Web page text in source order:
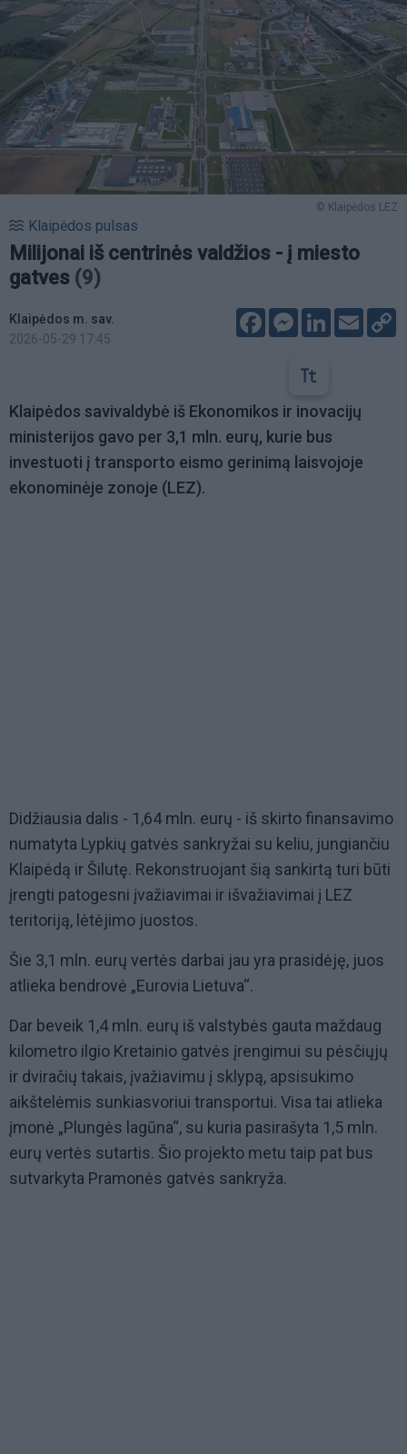
© Klaipėdos LEZ
Klaipėdos pulsas
Milijonai iš centrinės valdžios - į miesto
gatves (9)
Klaipėdos m. sav.
2026-05-29 17:45
FacebookMessenger
LinkedIn
Email
Klaipėdos savivaldybė iš Ekonomikos ir inovacijų
ministerijos gavo per 3,1 mln. eurų, kurie bus
investuoti į transporto eismo gerinimą laisvojoje
ekonominėje zonoje (LEZ).
Didžiausia dalis - 1,64 mln. eurų - iš skirto finansavimo
numatyta Lypkių gatvės sankryžai su keliu, jungiančiu
Klaipėdą ir Šilutę. Rekonstruojant šią sankirtą turi būti
įrengti patogesni įvažiavimai ir išvažiavimai į LEZ
teritoriją, lėtėjimo juostos.
Šie 3,1 mln. eurų vertės darbai jau yra prasidėję, juos
atlieka bendrovė „Eurovia Lietuva“.
Dar beveik 1,4 mln. eurų iš valstybės gauta maždaug
kilometro ilgio Kretainio gatvės įrengimui su pėsčiųjų
ir dviračių takais, įvažiavimu į sklypą, apsisukimo
aikštelėmis sunkiasvoriui transportui. Visa tai atlieka
įmonė „Plungės lagūna“, su kuria pasirašyta 1,5 mln.
eurų vertės sutartis. Šio projekto metu taip pat bus
sutvarkyta Pramonės gatvės sankryža.